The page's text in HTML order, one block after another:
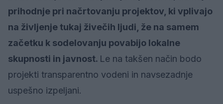
prihodnje pri načrtovanju projektov, ki vplivajo
na življenje tukaj živečih ljudi, že na samem
začetku k sodelovanju povabijo lokalne
skupnosti in javnost. Le na takšen način bodo
projekti transparentno vodeni in navsezadnje
uspešno izpeljani.